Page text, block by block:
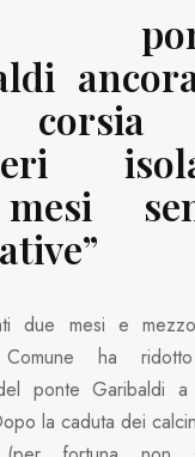
due mesi e
ha
ponte Garibaldi a
la caduta dei